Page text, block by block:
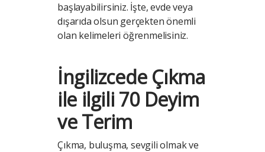
başlayabilirsiniz. İşte, evde veya
dışarıda olsun gerçekten önemli
olan kelimeleri öğrenmelisiniz.
İngilizcede Çıkma
ile ilgili 70 Deyim
ve Terim
Çıkma, buluşma, sevgili olmak ve